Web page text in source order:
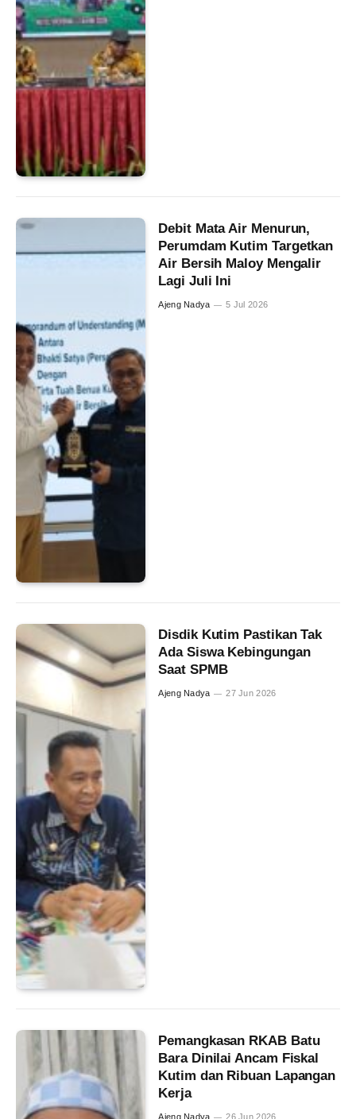
Debit Mata Air Menurun,
Perumdam Kutim Targetkan
Air Bersih Maloy Mengalir
Lagi Juli Ini
Ajeng Nadya 5 Jul 2026
Disdik Kutim Pastikan Tak
Ada Siswa Kebingungan
Saat SPMB
Ajeng Nadya 27 Jun 2026
Pemangkasan RKAB Batu
Bara Dinilai Ancam Fiskal
Kutim dan Ribuan Lapangan
Kerja
Ajeng Nadya 26 Jun 2026